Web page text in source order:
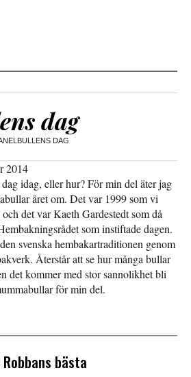
dag
DAG
2014
idag, eller hur? För min del äter jag
året om. Det var 1999 som vi
det var Kaeth Gardestedt som då
som instiftade dagen.
svenska hembakartraditionen genom
Återstår att se hur många bullar
det kommer med stor sannolikhet bli
för min del.
bästa